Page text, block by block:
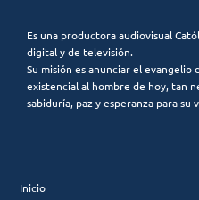
Es una productora audiovisual
digital y de televisión.
Su misión es anunciar el evangelio
existencial al hombre de hoy, tan
sabiduría, paz y esperanza para su
Inicio